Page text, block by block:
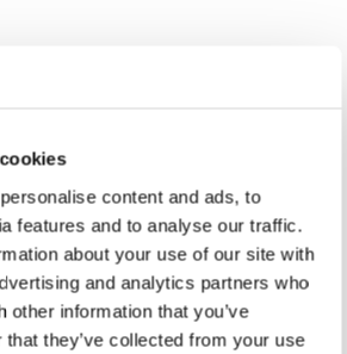
content and ads, to
features and to analyse our traffic.
about your use of our site with
and analytics partners who
other information that you’ve
they’ve collected from your use
32 33